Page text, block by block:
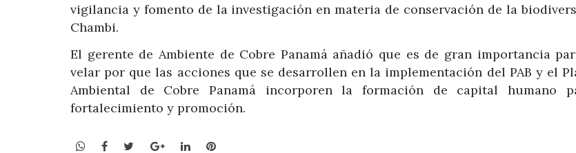
vigilancia y fomento de la investigación en materia de conservación de la
Chambi.
El gerente de Ambiente de Cobre Panamá añadió que es de gran importancia
velar por que las acciones que se desarrollen en la implementación del PAB y el
Ambiental de Cobre Panamá incorporen la formación de capital humano
fortalecimiento y promoción.
WhatsApp
Facebook
TwitterGoogle+LinkedInPinterest